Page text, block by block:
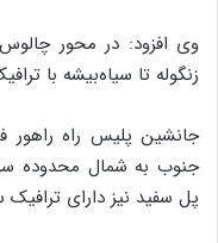
وی افزود: در محور
زنگوله تا سیاه‌بیشه با
جانشین پلیس راه راهور
جنوب به شمال محدوده
پل سفید نیز دارای